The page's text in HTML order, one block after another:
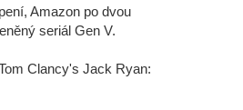
Amazon po dvou
seriál Gen V.
Clancy's Jack Ryan: